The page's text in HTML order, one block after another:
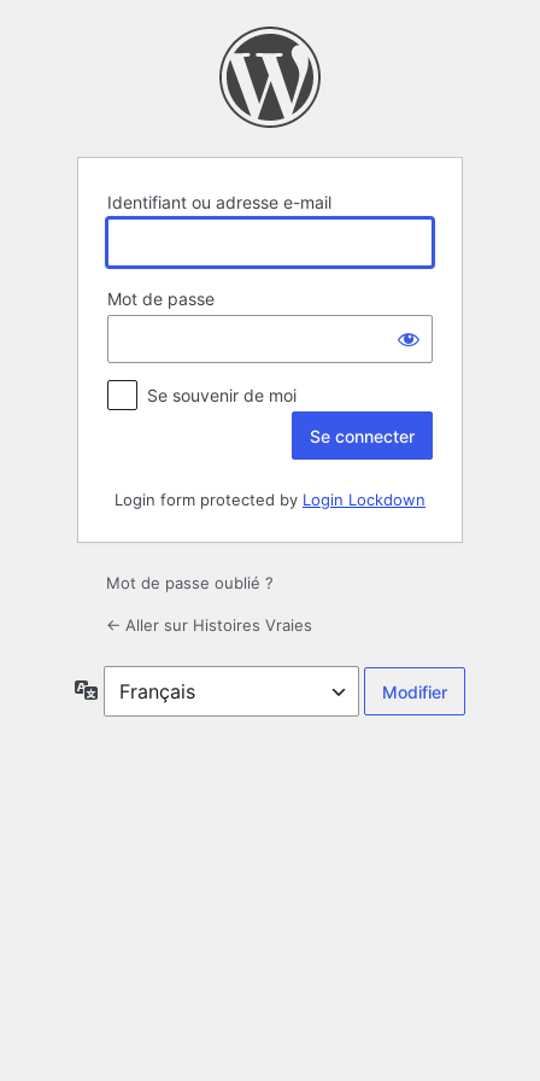
Identifiant ou adresse e-mail
Mot de passe
Se souvenir de moi
Login form protected by Login Lockdown
Mot de passe oublié ?
← Aller sur Histoires Vraies
Langue